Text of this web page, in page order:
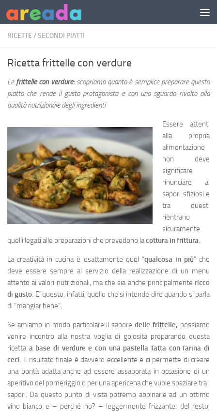
Sotto il contenuto
RICETTE /SECONDI PIATTI
Ricetta frittelle con verdure
Le frittelle con verdure:scopriamo quanto è semplice preparare questo
piatto che rende il gusto protagonista e con uno sguardo rivolto alla
qualità nutrizionale degli ingredienti
Essere attenti
alla propria
alimentazione
non deve
significare
rinunciare ai
sapori sfiziosi e
tra questi
rientrano
sicuramente
quelli legati alle preparazioni che prevedono lacottura in frittura.
La creatività in cucina è esattamente quel “qualcosa in più” che
deve essere sempre al servizio della realizzazione di un menu
attento ai valori nutrizionali, ma che sia anche principalmente ricco
di gusto. E’ questo, infatti, quello che si intende dire quando si parla
di “mangiar bene”.
Se amiamo in modo particolare il saporedelle frittelle, possiamo
venire incontro alla nostra voglia di golosità preparando questa
ricetta a base di verdure e con una pastella fatta con farina di
ceci. Il risultato finale è davvero eccellente e ci permette di creare
una bontà adatta anche ad essere assaporata in occasione di un
aperitivo del pomeriggio o per una apericena che vuole spaziare tra i
sapori. Da questo punto di vista potremo abbinarle ad un ottimo
vino bianco e – perché no? – leggermente frizzante: del resto,